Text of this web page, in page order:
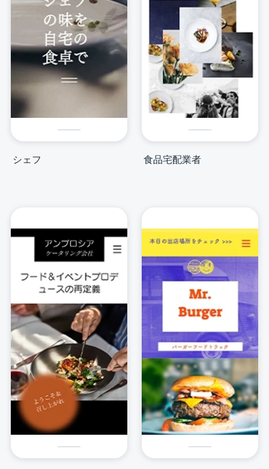
シェフ 食品宅配業者